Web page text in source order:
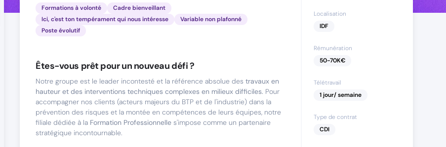
Formations à volonté
Cadre bienveillant
Ici, c'est ton tempérament qui nous intéresse
Variable non plafonné
Poste évolutif
Êtes-vous prêt pour un nouveau défi ?
Notre groupe est le leader incontesté et la référence absolue des travaux en
hauteur et des interventions techniques complexes en milieux difficiles. Pour
accompagner nos clients (acteurs majeurs du BTP et de l'industrie) dans la
prévention des risques et la montée en compétences de leurs équipes, notre
filiale dédiée à la Formation Professionnelle s'impose comme un partenaire
stratégique incontournable.
Localisation
IDF
Rémunération
50-70K€
Télétravail
1 jour/ semaine
Type de contrat
CDI